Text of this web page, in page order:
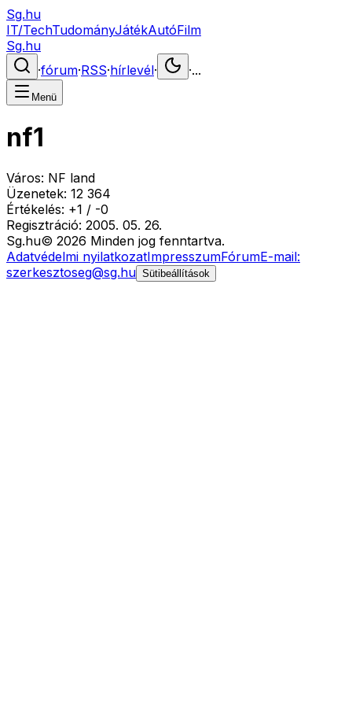
Sg.hu
IT/TechTudományJátékAutóFilm
Sg.hu
·fórum·RSS·hírlevél· ·...
Menü
nf1
Város: NF land
Üzenetek: 12 364
Értékelés: +1 / -0
Regisztráció: 2005. 05. 26.
Sg.hu© 2026 Minden jog fenntartva.
Adatvédelmi nyilatkozatImpresszumFórumE-mail:
szerkesztoseg@sg.hu Sütibeállítások